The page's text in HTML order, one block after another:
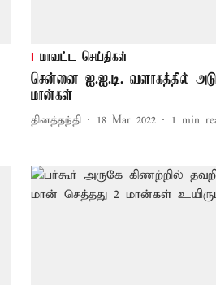
மாவட்ட செய்திகள்
சென்னை ஐ.ஐ.டி. வளாகத்தில்
மான்கள்
தினத்தந்தி 18 Mar 2022 1 min